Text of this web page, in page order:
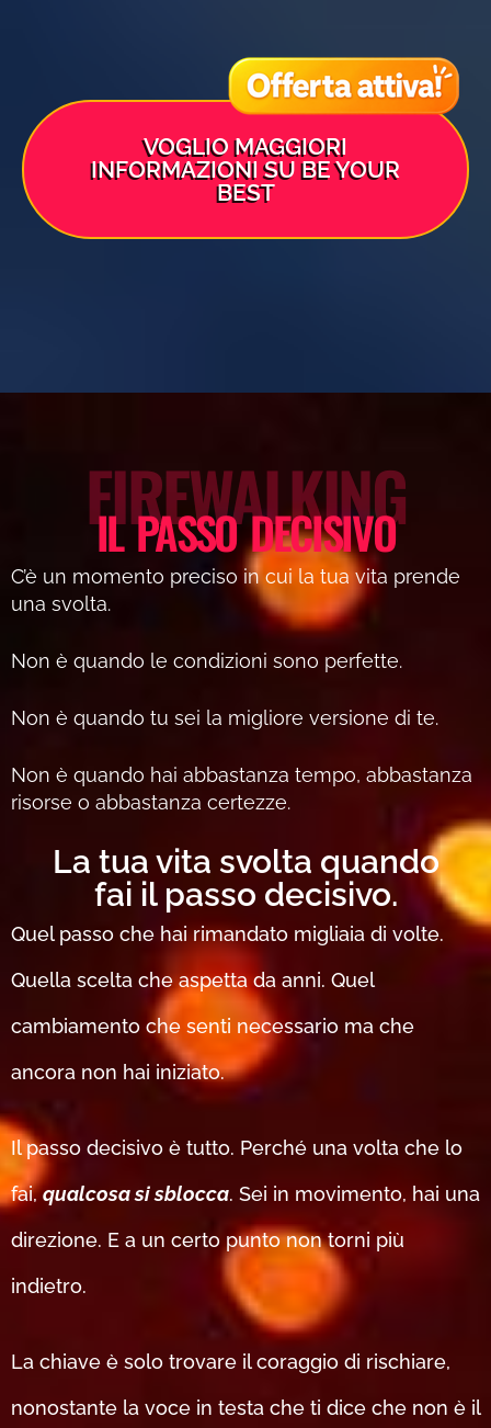
VOGLIO MAGGIORI
INFORMAZIONI SU BE YOUR
BEST
FIREWALKING
IL PASSO DECISIVO
C’è un momento preciso in cui la tua vita prende
una svolta.
Non è quando le condizioni sono perfette.
Non è quando tu sei la migliore versione di te.
Non è quando hai abbastanza tempo, abbastanza
risorse o abbastanza certezze.
La tua vita svolta quando
fai il passo decisivo.
Quel passo che hai rimandato migliaia di volte.
Quella scelta che aspetta da anni. Quel
cambiamento che senti necessario ma che
ancora non hai iniziato.
Il passo decisivo è tutto. Perché una volta che lo
fai,qualcosa si sblocca. Sei in movimento, hai una
direzione. E a un certo punto non torni più
indietro.
La chiave è solo trovare il coraggio di rischiare,
nonostante la voce in testa che ti dice che non è il